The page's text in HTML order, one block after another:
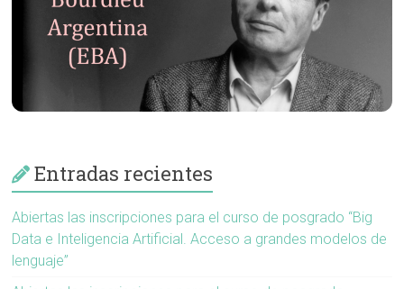
Entradas recientes
Abiertas las inscripciones para el curso de posgrado “Big
Data e Inteligencia Artificial. Acceso a grandes modelos de
lenguaje”